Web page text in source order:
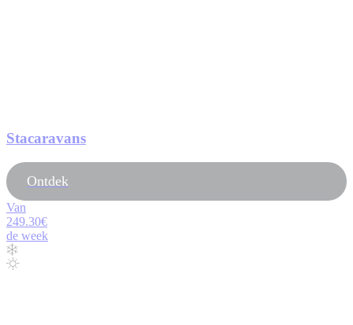
Stacaravans
Ontdek
Van
249.30€
de week